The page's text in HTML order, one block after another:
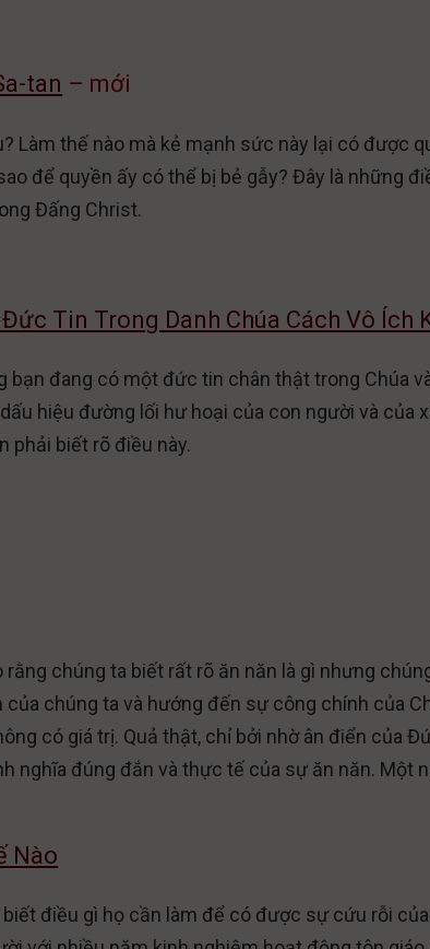
tan – mới
Làm thế nào mà kẻ mạnh sức này lại có được
để quyền ấy có thể bị bẻ gẫy? Đây là những
Đấng Christ.
Tin Trong Danh Chúa Cách Vô Ích
bạn đang có một đức tin chân thật trong Chúa
hiệu đường lối hư hoại của con người và của
phải biết rõ điều này.
chúng ta biết rất rõ ăn năn là gì nhưng
chúng ta và hướng đến sự công chính của
có giá trị. Quả thật, chỉ bởi nhờ ân điển của
nghĩa đúng đắn và thực tế của sự ăn năn. Một
Nào
điều gì họ cần làm để có được sự cứu rỗi